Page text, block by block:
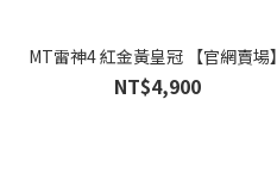
MT雷神4 紅金黃皇冠 【官網賣場】
NT$4,900